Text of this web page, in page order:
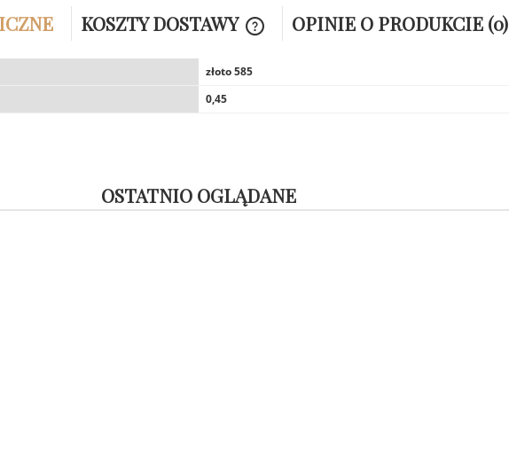
KOSZTY DOSTAWY OPINIE O PRODUKCIE (0)
złoto 585
0,45
OSTATNIO OGLĄDANE